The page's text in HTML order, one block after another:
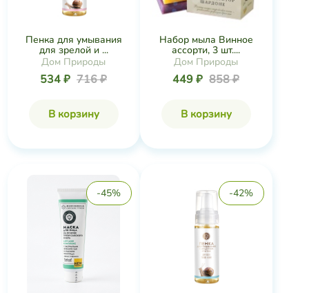
Пенка для умывания
для зрелой и ...
Дом Природы
534 ₽ 716 ₽
В корзину
Набор мыла Винное
ассорти, 3 шт....
Дом Природы
449 ₽ 858 ₽
В корзину
-45% -42%